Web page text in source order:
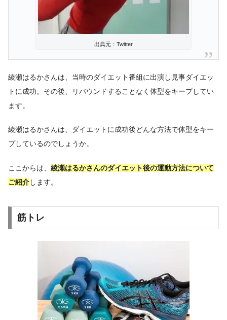
出典元：Twitter
綾瀬はるかさんは、当時のダイエット番組に出演し見事ダイエッ
トに成功。その後、リバウンドすることなく体型をキープしてい
ます。
綾瀬はるかさんは、ダイエットに成功後どんな方法で体型をキー
プしているのでしょうか。
ここからは、 綾瀬はるかさんのダイエット後の運動方法について
ご紹介します。
筋トレ